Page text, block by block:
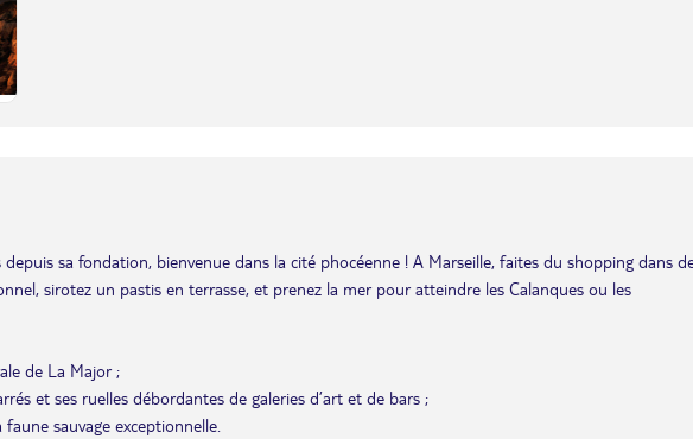
sa fondation, bienvenue dans la cité phocéenne ! A Marseille, faites du shopping dans
sirotez un pastis en terrasse, et prenez la mer pour atteindre les Calanques ou les
de La Major ;
et ses ruelles débordantes de galeries d’art et de bars ;
sauvage exceptionnelle.